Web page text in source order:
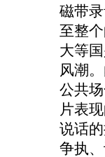
磁带
至整
大等
风潮
公共
片表
说话
争执